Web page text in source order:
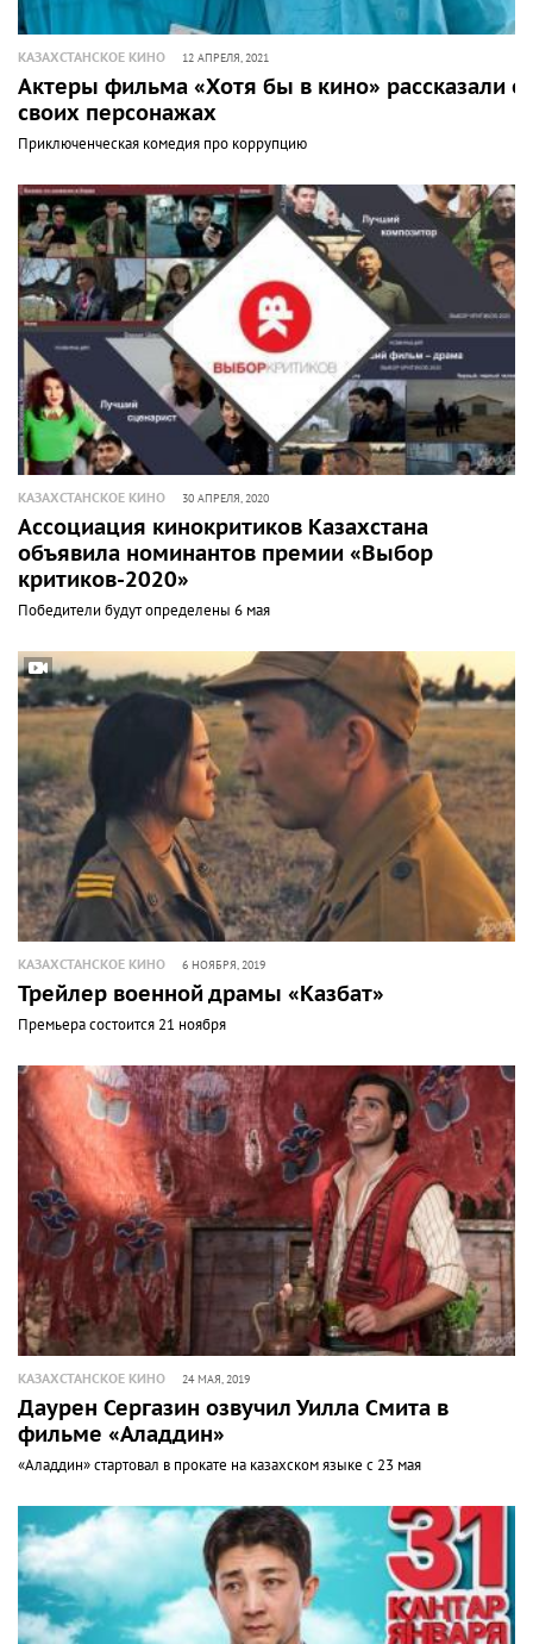
КАЗАХСТАНСКОЕ КИНО 12 АПРЕЛЯ, 2021
Актеры фильма «Хотя бы в кино» рассказали о
своих персонажах
Приключенческая комедия про коррупцию
КАЗАХСТАНСКОЕ КИНО 30 АПРЕЛЯ, 2020
Ассоциация кинокритиков Казахстана
объявила номинантов премии «Выбор
критиков-2020»
Победители будут определены 6 мая
КАЗАХСТАНСКОЕ КИНО 6 НОЯБРЯ, 2019
Трейлер военной драмы «Казбат»
Премьера состоится 21 ноября
КАЗАХСТАНСКОЕ КИНО 24 МАЯ, 2019
Даурен Сергазин озвучил Уилла Смита в
фильме «Аладдин»
«Аладдин» стартовал в прокате на казахском языке с 23 мая